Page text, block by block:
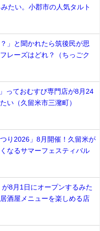
たい。小郡市の人気タルト
」と聞かれたら筑後民が思
レーズはどれ？（ちっごク
っておむすび専門店が8月24
い（久留米市三潴町）
り2026」8月開催！久留米が
なるサマーフェスティバル
が8月1日にオープンするみた
酒屋メニューを楽しめる店